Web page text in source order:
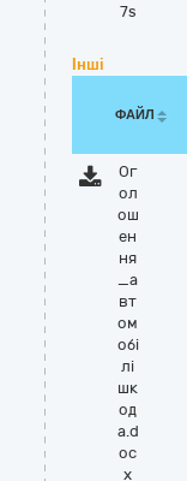
7s
Інші
ФАЙЛ
Ог
ол
ош
ен
ня
_а
вт
ом
обі
лі
шк
од
а.d
oc
x